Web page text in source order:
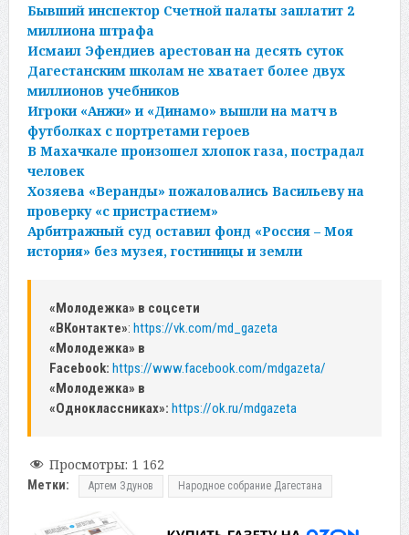
Бывший инспектор Счетной палаты заплатит 2
миллиона штрафа
Исмаил Эфендиев арестован на десять суток
Дагестанским школам не хватает более двух
миллионов учебников
Игроки «Анжи» и «Динамо» вышли на матч в
футболках с портретами героев
В Махачкале произошел хлопок газа, пострадал
человек
Хозяева «Веранды» пожаловались Васильеву на
проверку «с пристрастием»
Арбитражный суд оставил фонд «Россия – Моя
история» без музея, гостиницы и земли
«Молодежка» в соцсети
«ВКонтакте»: https://vk.com/md_gazeta
«Молодежка» в
Facebook: https://www.facebook.com/mdgazeta/
«Молодежка» в
«Одноклассниках»: https://ok.ru/mdgazeta
Просмотры: 1 162
Метки: Артем Здунов Народное собрание Дагестана